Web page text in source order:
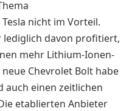
nicht im Vorteil.
lediglich davon profitiert,
mehr Lithium-Ionen-
Chevrolet Bolt habe
auch einen zeitlichen
etablierten Anbieter